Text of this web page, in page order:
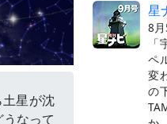
星が沈
なって
星
8
ペ
変
の